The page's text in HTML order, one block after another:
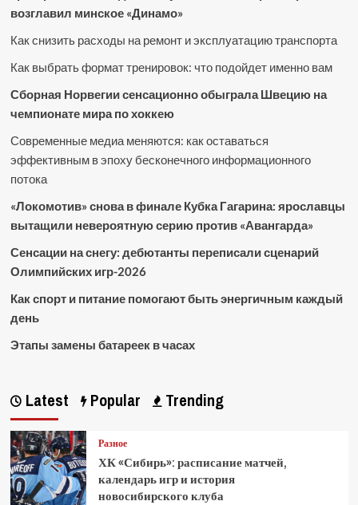
возглавил минское «Динамо»
Как снизить расходы на ремонт и эксплуатацию транспорта
Как выбрать формат тренировок: что подойдет именно вам
Сборная Норвегии сенсационно обыграла Швецию на
чемпионате мира по хоккею
Современные медиа меняются: как оставаться
эффективным в эпоху бесконечного информационного
потока
«Локомотив» снова в финале Кубка Гагарина: ярославцы
вытащили невероятную серию против «Авангарда»
Сенсации на снегу: дебютанты переписали сценарий
Олимпийских игр-2026
Как спорт и питание помогают быть энергичным каждый
день
Этапы замены батареек в часах
Latest Popular Trending
Разное
ХК «Сибирь»: расписание матчей,
календарь игр и история
новосибирского клуба